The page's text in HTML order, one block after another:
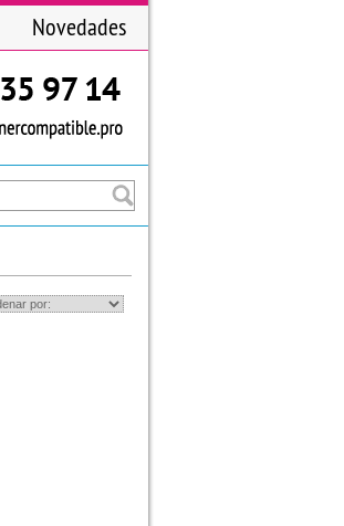
Novedades